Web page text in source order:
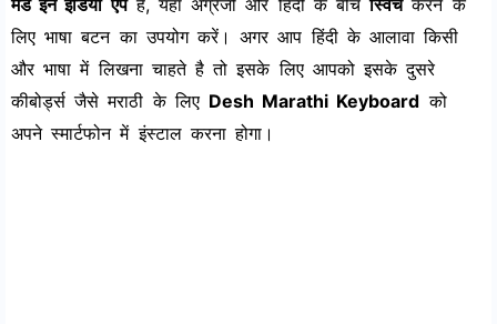
मेड इन इंडिया ऐपहै, यहाँ अंग्रेजी और हिंदी के बीचस्विचकरने के
लिए भाषा बटन का उपयोग करें। अगर आप हिंदी के आलावा किसी
और भाषा में लिखना चाहते है तो इसके लिए आपको इसके दुसरे
कीबोर्ड्स जैसे मराठी के लिए Desh Marathi Keyboard को
अपने स्मार्टफोन में इंस्टाल करना होगा।